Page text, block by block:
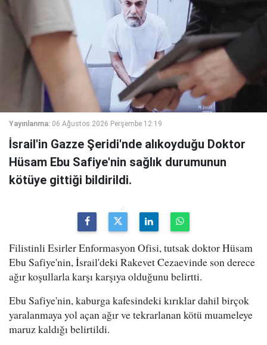
Yayınlanma: 06 Ağustos 2026 Perşembe 12:19
İsrail'in Gazze Şeridi'nde alıkoyduğu Doktor
Hüsam Ebu Safiye'nin sağlık durumunun
kötüye gittiği bildirildi.
Filistinli Esirler Enformasyon Ofisi, tutsak doktor Hüsam
Ebu Safiye'nin, İsrail'deki Rakevet Cezaevinde son derece
ağır koşullarla karşı karşıya olduğunu belirtti.
Ebu Safiye'nin, kaburga kafesindeki kırıklar dahil birçok
yaralanmaya yol açan ağır ve tekrarlanan kötü muameleye
maruz kaldığı belirtildi.